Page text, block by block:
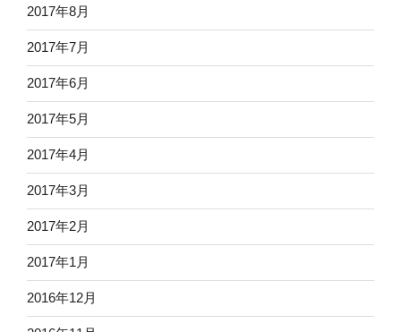
2017年8月
2017年7月
2017年6月
2017年5月
2017年4月
2017年3月
2017年2月
2017年1月
2016年12月